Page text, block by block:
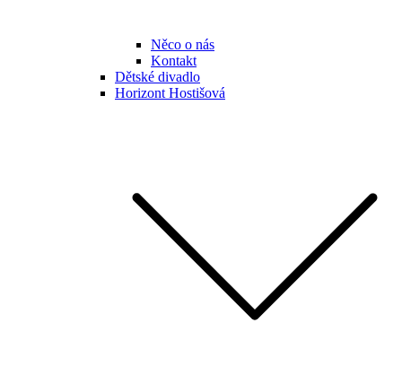
Něco o nás
Kontakt
Dětské divadlo
Horizont Hostišová